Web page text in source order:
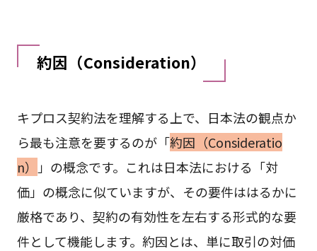
約因（Consideration）
キプロス契約法を理解する上で、日本法の観点か
ら最も注意を要するのが「約因（Consideratio
n）
」の概念です。これは日本法における「対
価」の概念に似ていますが、その要件ははるかに
厳格であり、契約の有効性を左右する形式的な要
件として機能します。約因とは、単に取引の対価